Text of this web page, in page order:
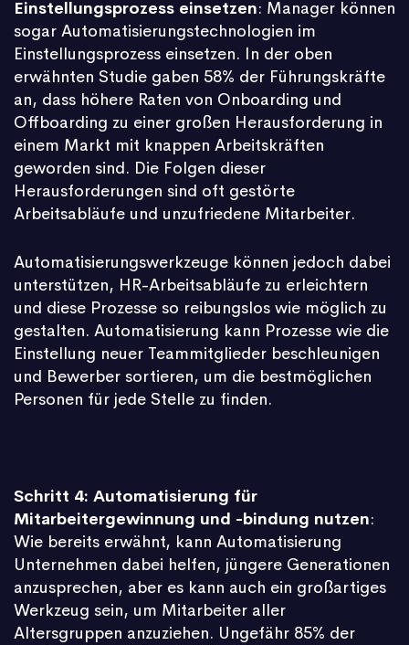
Einstellungsprozess einsetzen: Manager können
sogar Automatisierungstechnologien im
Einstellungsprozess einsetzen. In der oben
erwähnten Studie gaben 58% der Führungskräfte
an, dass höhere Raten von Onboarding und
Offboarding zu einer großen Herausforderung in
einem Markt mit knappen Arbeitskräften
geworden sind. Die Folgen dieser
Herausforderungen sind oft gestörte
Arbeitsabläufe und unzufriedene Mitarbeiter.
Automatisierungswerkzeuge können jedoch dabei
unterstützen, HR-Arbeitsabläufe zu erleichtern
und diese Prozesse so reibungslos wie möglich zu
gestalten. Automatisierung kann Prozesse wie die
Einstellung neuer Teammitglieder beschleunigen
und Bewerber sortieren, um die bestmöglichen
Personen für jede Stelle zu finden.
Schritt 4: Automatisierung für
Mitarbeitergewinnung und -bindung nutzen:
Wie bereits erwähnt, kann Automatisierung
Unternehmen dabei helfen, jüngere Generationen
anzusprechen, aber es kann auch ein großartiges
Werkzeug sein, um Mitarbeiter aller
Altersgruppen anzuziehen. Ungefähr 85% der